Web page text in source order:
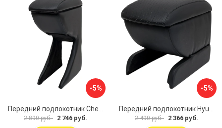
-5%
2 890 руб. 2 746 руб.
-5%
2 490 руб. 2 366 руб.